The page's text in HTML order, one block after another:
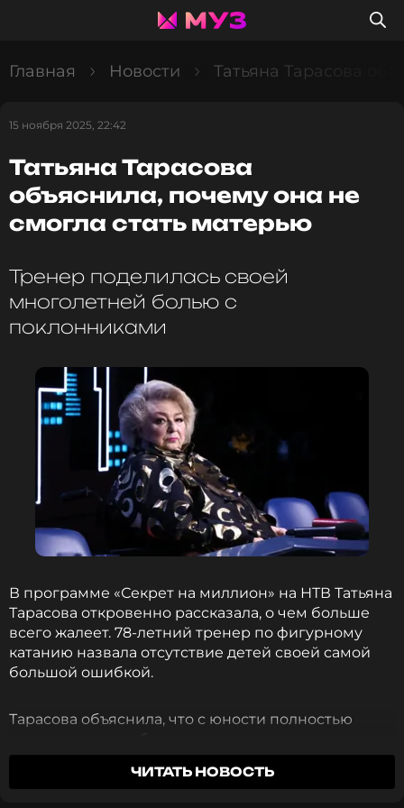
Главная Новости Татьяна Тарасова
15 ноября 2025, 22:42
Татьяна Тарасова
объяснила, почему она не
смогла стать матерью
Тренер поделилась своей
многолетней болью с
поклонниками
В программе «Секрет на миллион» на НТВ Татьяна
Тарасова откровенно рассказала, о чем больше
всего жалеет. 78-летний тренер по фигурному
катанию назвала отсутствие детей своей самой
большой ошибкой.
Тарасова объяснила, что с юности полностью
погрузилась в работу и карьеру.
«Такая у меня была жизнь. Это, конечно, была
ЧИТАТЬ НОВОСТЬ